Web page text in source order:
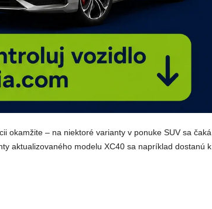
okamžite – na niektoré varianty v ponuke SUV sa čaká
aktualizovaného modelu XC40 sa napríklad dostanú k